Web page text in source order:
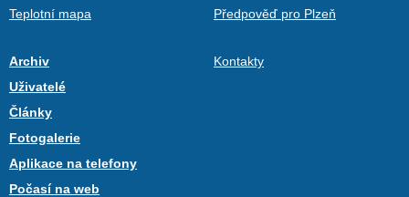
Teplotní mapa
Předpověď pro Plzeň
Archiv
Uživatelé
Články
Fotogalerie
Aplikace na telefony
Počasí na web
Kontakty